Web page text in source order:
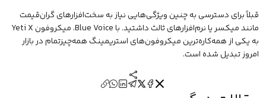
قبلاً برای دسترسی به چنین ویژگی‌هایی نیاز به سخت‌افزارهای گران‌قیمت
مانند میکسر یا نرم‌افزارهای ثالث داشتید. با Blue Voice، میکروفون Yeti X
به یکی از همه‌کاره‌ترین میکروفون‌های استریمینگ همه‌چیزتمام در بازار
امروز تبدیل شده است.